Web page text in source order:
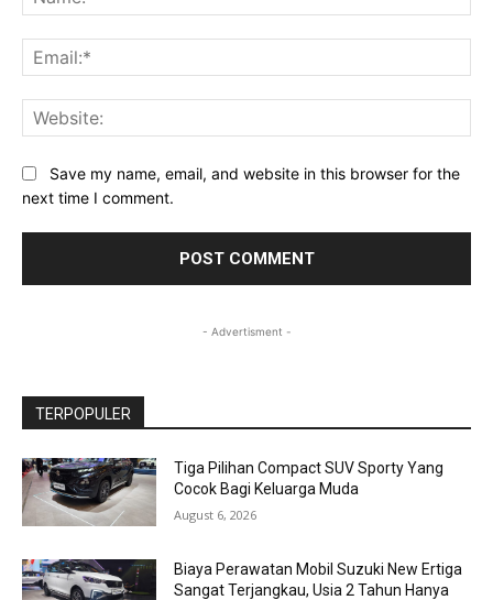
Save my name, email, and website in this browser for the
next time I comment.
- Advertisment -
TERPOPULER
Tiga Pilihan Compact SUV Sporty Yang
Cocok Bagi Keluarga Muda
August 6, 2026
Biaya Perawatan Mobil Suzuki New Ertiga
Sangat Terjangkau, Usia 2 Tahun Hanya